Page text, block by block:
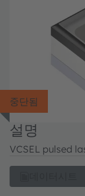
중단됨
설명
VCSEL pulsed